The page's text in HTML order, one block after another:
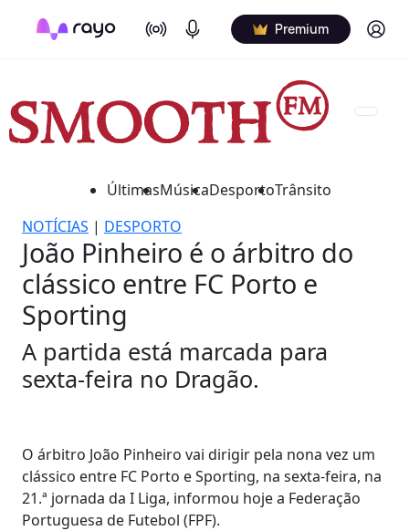
On Air Podcasts Premium Log in
ÚltimasMúsicaDesportoTrânsito
NOTÍCIAS | DESPORTO
João Pinheiro é o árbitro do
clássico entre FC Porto e
Sporting
A partida está marcada para
sexta-feira no Dragão.
O árbitro João Pinheiro vai dirigir pela nona vez um
clássico entre FC Porto e Sporting, na sexta-feira, na
21.ª jornada da I Liga, informou hoje a Federação
Portuguesa de Futebol (FPF).